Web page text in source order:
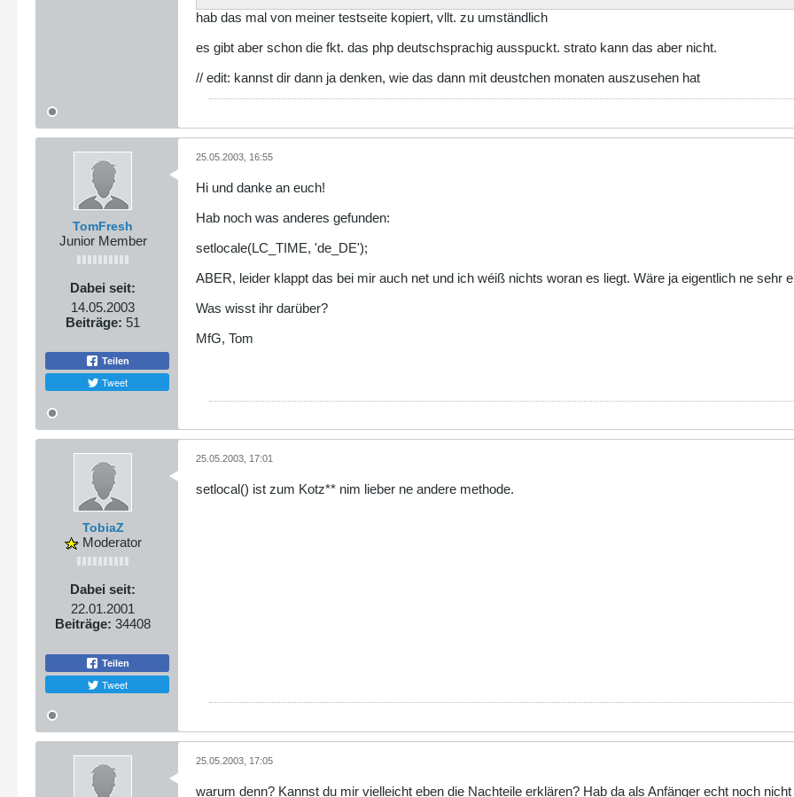
hab das mal von meiner testseite kopiert, vllt. zu umständlich
es gibt aber schon die fkt. das php deutschsprachig ausspuckt. strato kann das aber nicht.
// edit: kannst dir dann ja denken, wie das dann mit deustchen monaten auszusehen hat
TomFresh
Junior Member
Dabei seit:
14.05.2003
Beiträge: 51
Teilen
Tweet
25.05.2003, 16:55
Hi und danke an euch!
Hab noch was anderes gefunden:
setlocale(LC_TIME, 'de_DE');
ABER, leider klappt das bei mir auch net und ich wéiß nichts woran es liegt. Wäre ja eigentlich ne sehr
Was wisst ihr darüber?
MfG, Tom
TobiaZ
Moderator
Dabei seit:
22.01.2001
Beiträge: 34408
Teilen
Tweet
25.05.2003, 17:01
setlocal() ist zum Kotz** nim lieber ne andere methode.
25.05.2003, 17:05
warum denn? Kannst du mir vielleicht eben die Nachteile erklären? Hab da als Anfänger echt noch